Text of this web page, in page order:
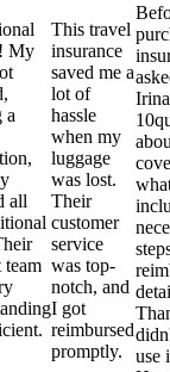
My
a
all
team
This travel
insurance
saved me a
lot of
hassle
when my
luggage
was lost.
Their
customer
service
was top-
notch, and
I got
reimbursed
promptly.
use